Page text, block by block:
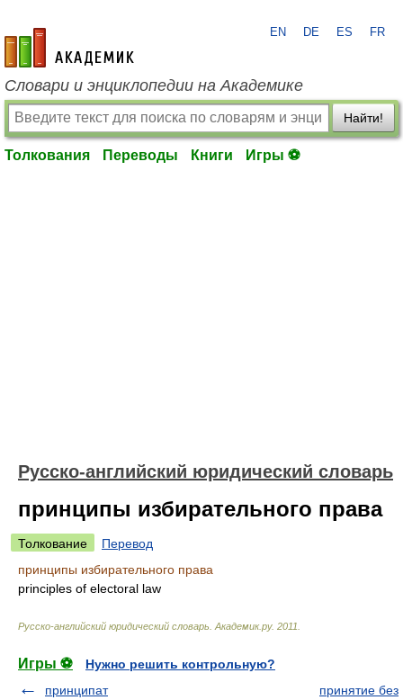
academic.ru
EN DE ES FR
Словари и энциклопедии на Академике
Найти!
Толкования Переводы Книги Игры ⚽
Русско-английский юридический словарь
принципы избирательного права
Толкование
Перевод
принципы избирательного права
principles of electoral law
Русско-английский юридический словарь Академик.ру. 2011
Игры ⚽
Нужно решить контрольную?
принципат
принятие без